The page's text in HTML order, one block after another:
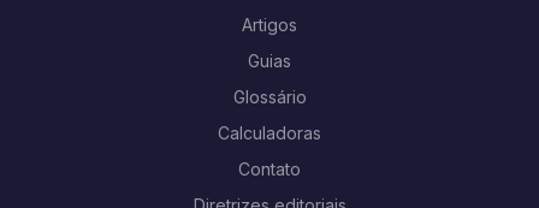
Artigos
Guias
Glossário
Calculadoras
Contato